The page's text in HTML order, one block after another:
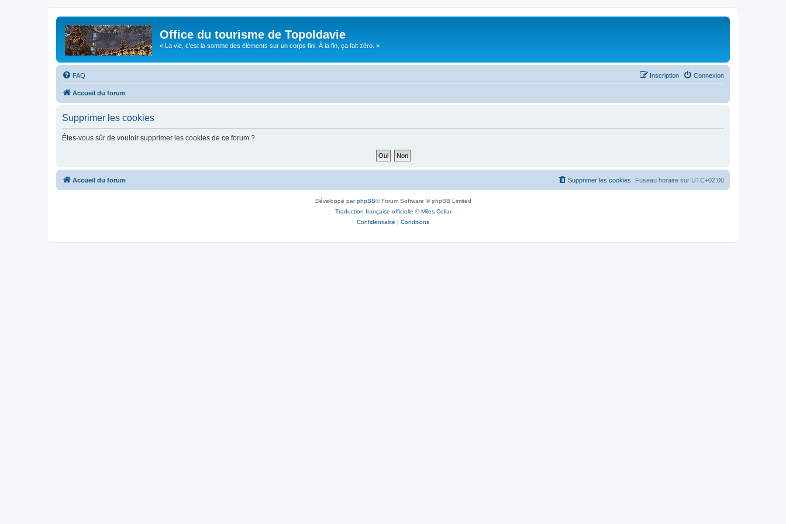
Office du tourisme de Topoldavie
« La vie, c'est la somme des éléments sur un corps fini. À la fin, ça fait zéro. »
FAQ Connexion
Inscription
Accueil du forum
Supprimer les cookies
Êtes-vous sûr de vouloir supprimer les cookies de ce forum ?
Accueil du forum Fuseau horaire sur UTC+02:00
Supprimer les cookies
Développé parphpBB® Forum Software © phpBB Limited
Traduction française officielle ©Miles Cellar
Confidentialité | Conditions